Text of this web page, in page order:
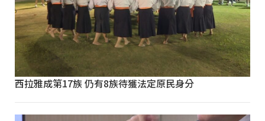
西拉雅成第17族 仍有8族待獲法定原民身分